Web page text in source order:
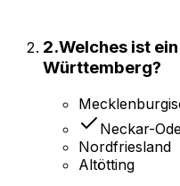
2.Welches ist
Württemberg?
Neckar-
Nordfriesland
Altötting